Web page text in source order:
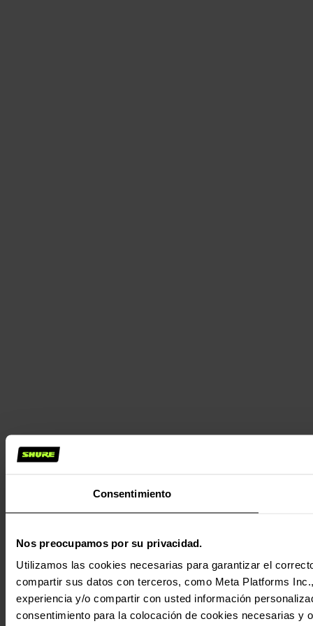
Consentimiento
Nos preocupamos por su privacidad.
Utilizamos las cookies necesarias para garantizar el
compartir sus datos con terceros, como Meta Platforms
experiencia y/o compartir con usted información
consentimiento para la colocación de cookies necesarias